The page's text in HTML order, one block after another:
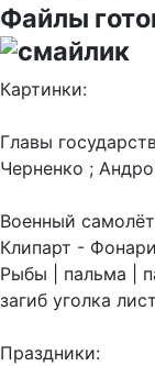
Файлы
Картинки:
Главы
Черненко ;
Военный
Клипарт -
Рыбы | пальма |
загиб уголка
Праздники: